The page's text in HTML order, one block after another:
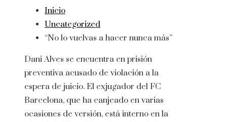
Inicio
Uncategorized
“No lo vuelvas a hacer nunca más”
Dani Alves se encuentra en prisión
preventiva acusado de violación a la
espera de juicio. El exjugador del FC
Barcelona, ​​que ha canjeado en varias
ocasiones de versión, está interno en la